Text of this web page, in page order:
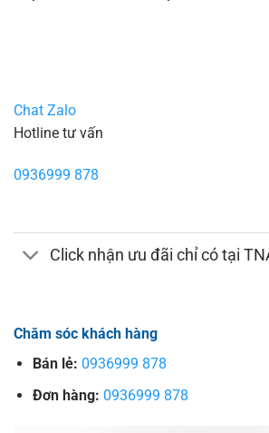
Chat Zalo
Hotline tư vấn
0936999 878
Click nhận ưu đãi chỉ có tại
Chăm sóc khách hàng
Bán lẻ: 0936999 878
Đơn hàng: 0936999 878